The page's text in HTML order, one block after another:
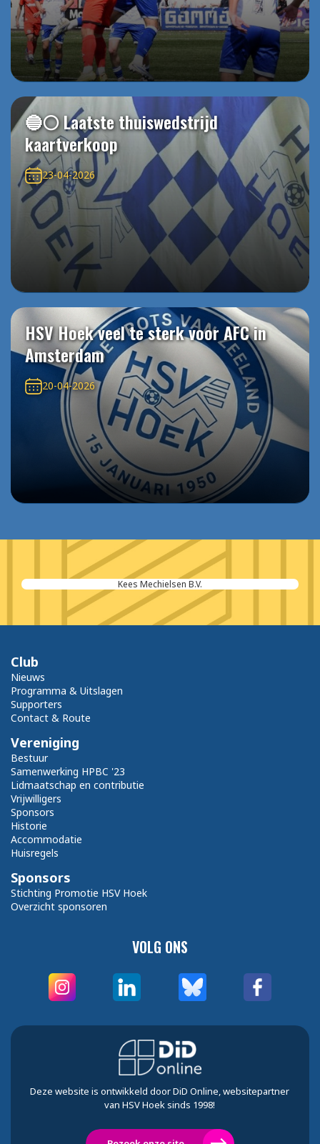
🔵⚪️ Laatste thuiswedstrijd
kaartverkoop
23-04-2026
HSV Hoek veel te sterk voor AFC in
Amsterdam
20-04-2026
Kees Mechielsen B.V.
VOLG ONS
Club
Nieuws
Programma & Uitslagen
Supporters
Contact & Route
Vereniging
Bestuur
Samenwerking HPBC '23
Lidmaatschap en contributie
Vrijwilligers
Sponsors
Historie
Accommodatie
Huisregels
Sponsors
Stichting Promotie HSV Hoek
Overzicht sponsoren
Deze website is ontwikkeld door DiD Online, websitepartner
van HSV Hoek sinds 1998!